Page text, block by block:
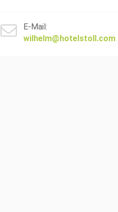
E-Mail:
wilhelm@hotelstoll.com